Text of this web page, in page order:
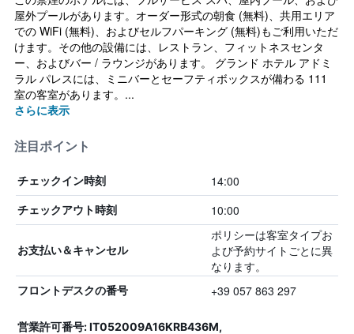
屋外プールがあります。オーダー形式の朝食 (無料)、共用エリア
での WiFi (無料)、およびセルフパーキング (無料)もご利用いただ
けます。その他の設備には、レストラン、フィットネスセンタ
ー、およびバー / ラウンジがあります。 グランド ホテル アドミ
ラル パレスには、ミニバーとセーフティボックスが備わる 111
室の客室があります。...
さらに表示
注目ポイント
チェックイン時刻 14:00
チェックアウト時刻 10:00
お支払い＆キャンセル
ポリシーは客室タイプお
よび予約サイトごとに異
なります。
フロントデスクの番号 +39 057 863 297
営業許可番号: IT052009A16KRB436M,